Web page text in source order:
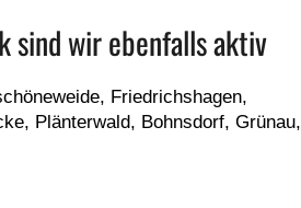
sind wir ebenfalls aktiv
Friedrichshagen,
Plänterwald, Bohnsdorf, Grünau,